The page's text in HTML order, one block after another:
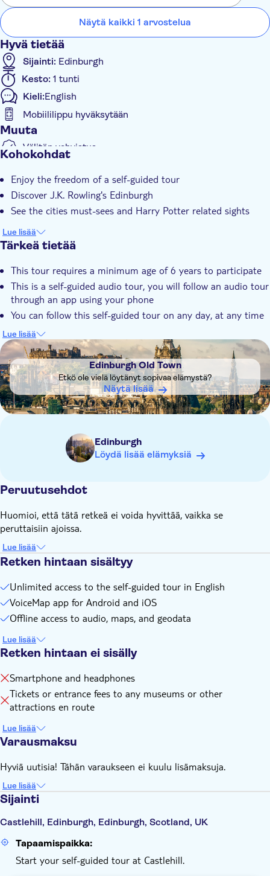
Näytä kaikki 1 arvostelua
Hyvä tietää
Sijainti: Edinburgh
Kesto: 1 tunti
Kieli:English
Mobiililippu hyväksytään
Muuta
Välitön vahvistus
Kohokohdat
Enjoy the freedom of a self-guided tour
Discover J.K. Rowling's Edinburgh
See the cities must-sees and Harry Potter related sights
Lue lisää
Tärkeä tietää
This tour requires a minimum age of 6 years to participate
This is a self-guided audio tour, you will follow an audio tour
through an app using your phone
You can follow this self-guided tour on any day, at any time
best fitted to yo
Entrance fees to all attractions mentioned on the tour are
excluded from the price
You will receive instructions on how to follow the audio tour
in the voucher after booking
Lue lisää
DSA1Edinburgh Old Town
Edinburgh Old Town
Etkö ole vielä löytänyt sopivaa elämystä?
Näytä lisää
Edinburgh
Löydä lisää elämyksiä
Peruutusehdot
Huomioi, että tätä retkeä ei voida hyvittää, vaikka se
peruttaisiin ajoissa.
Lue lisää
Retken hintaan sisältyy
Unlimited access to the self-guided tour in English
VoiceMap app for Android and iOS
Offline access to audio, maps, and geodata
Lue lisää
Retken hintaan ei sisälly
Smartphone and headphones
Tickets or entrance fees to any museums or other
attractions en route
Lue lisää
Varausmaksu
Hyviä uutisia! Tähän varaukseen ei kuulu lisämaksuja.
Lue lisää
Sijainti
Castlehill, Edinburgh, Edinburgh, Scotland, UK
Tapaamispaikka:
Start your self-guided tour at Castlehill.